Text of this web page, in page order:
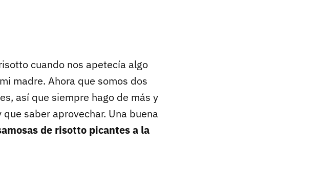
cuando nos apetecía algo
madre. Ahora que somos dos
así que siempre hago de más y
saber aprovechar. Una buena
de risotto picantes a la